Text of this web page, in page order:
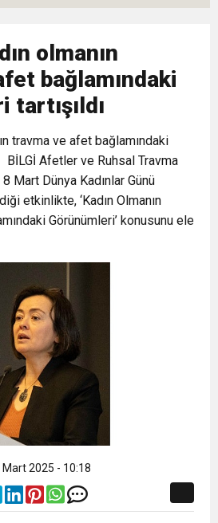
Türkmen mi Var?
ile İyilik ve Dayanışma
Tartışmalı İnşaat Meclis
Kararnamesi
Yakından Tanıdığı İsim:
olmanın
bağlamındaki
tartışıldı
travma ve afet bağlamındaki
BİLGİ Afetler ve Ruhsal Travma
Mart Dünya Kadınlar Günü
etkinlikte, ‘Kadın Olmanın
Görünümleri’ konusunu ele
Mart 2025 - 10:18